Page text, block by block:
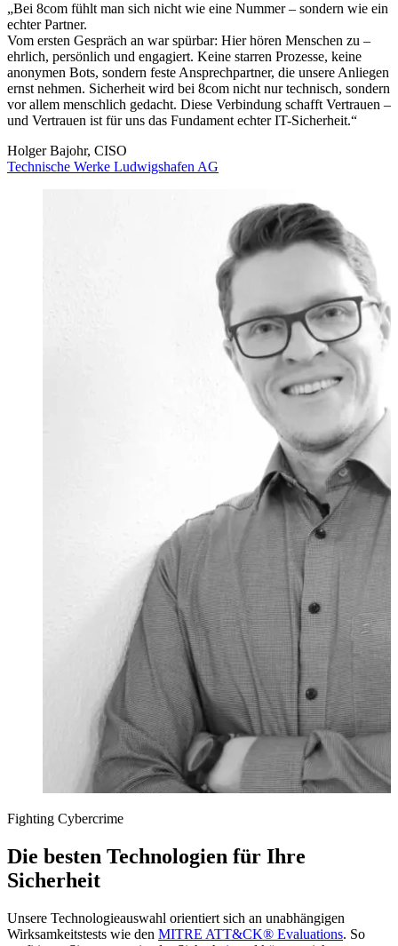
„Bei 8com fühlt man sich nicht wie eine Nummer – sondern wie ein
echter Partner.
Vom ersten Gespräch an war spürbar: Hier hören Menschen zu –
ehrlich, persönlich und engagiert. Keine starren Prozesse, keine
anonymen Bots, sondern feste Ansprechpartner, die unsere Anliegen
ernst nehmen. Sicherheit wird bei 8com nicht nur technisch, sondern
vor allem menschlich gedacht. Diese Verbindung schafft Vertrauen –
und Vertrauen ist für uns das Fundament echter IT-Sicherheit.“
Holger Bajohr, CISO
Technische Werke Ludwigshafen AG
Fighting Cybercrime
Die besten Technologien für Ihre
Sicherheit
Unsere Technologieauswahl orientiert sich an unabhängigen
Wirksamkeitstests wie den MITRE ATT&CK® Evaluations. So